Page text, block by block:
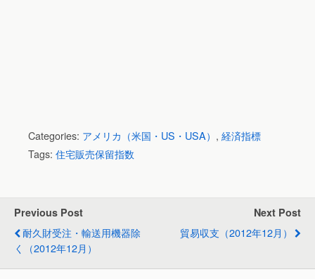
Categories: アメリカ（米国・US・USA） , 経済指標
Tags: 住宅販売保留指数
Previous Post
耐久財受注・輸送用機器除
く（2012年12月）
Next Post
貿易収支（2012年12月）